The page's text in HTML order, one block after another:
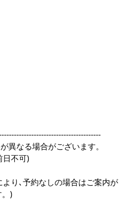
異なる場合がございます。
日不可)
り､予約なしの場合はご案内が
)